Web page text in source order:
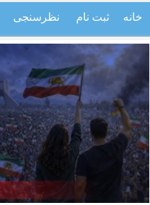
خانه ثبت نام نظرسنجی